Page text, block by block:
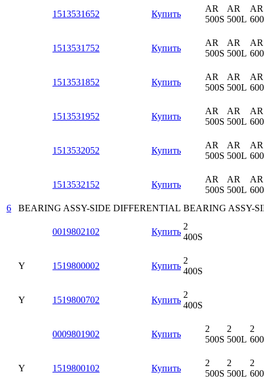
1513531652 Купить
AR
500S
AR
500L
AR
1513531752 Купить
AR
500S
AR
500L
AR
1513531852 Купить
AR
500S
AR
500L
AR
1513531952 Купить
AR
500S
AR
500L
AR
1513532052 Купить
AR
500S
AR
500L
AR
1513532152 Купить
AR
500S
AR
500L
AR
6
BEARING ASSY-SIDE DIFFERENTIAL BEARING ASSY-
0019802102 Купить
2
400S
Y 1519800002 Купить
2
400S
Y 1519800702 Купить
2
400S
0009801902 Купить
2
500S
2
500L
2
Y 1519800102 Купить
2
500S
2
500L
2